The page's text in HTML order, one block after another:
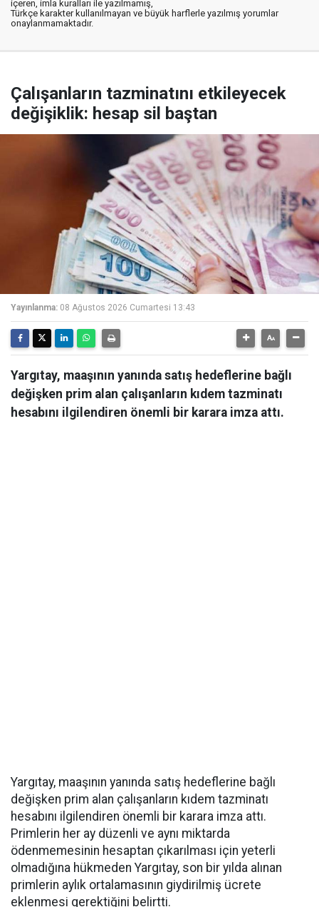
içeren, imla kuralları ile yazılmamış,
Türkçe karakter kullanılmayan ve büyük harflerle yazılmış yorumlar
onaylanmamaktadır.
Çalışanların tazminatını etkileyecek
değişiklik: hesap sil baştan
Yayınlanma: 08 Ağustos 2026 Cumartesi 13:43
Yargıtay, maaşının yanında satış hedeflerine bağlı
değişken prim alan çalışanların kıdem tazminatı
hesabını ilgilendiren önemli bir karara imza attı.
Yargıtay, maaşının yanında satış hedeflerine bağlı
değişken prim alan çalışanların kıdem tazminatı
hesabını ilgilendiren önemli bir karara imza attı.
Primlerin her ay düzenli ve aynı miktarda
ödenmemesinin hesaptan çıkarılması için yeterli
olmadığına hükmeden Yargıtay, son bir yılda alınan
primlerin aylık ortalamasının giydirilmiş ücrete
eklenmesi gerektiğini belirtti.